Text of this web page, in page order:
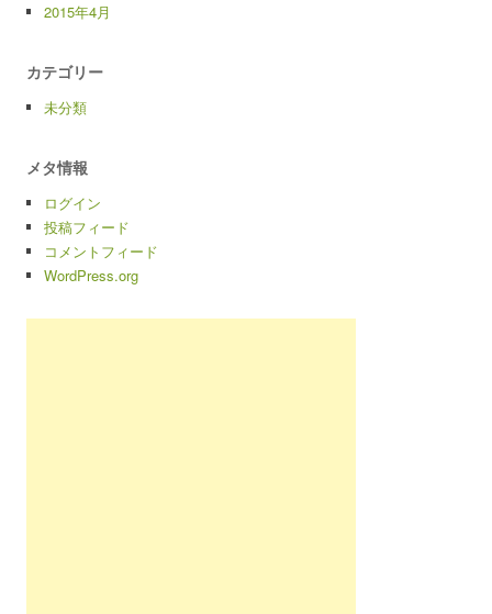
2015年4月
カテゴリー
未分類
メタ情報
ログイン
投稿フィード
コメントフィード
WordPress.org